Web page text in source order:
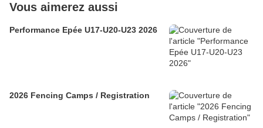
Vous aimerez aussi
Performance Epée U17-U20-U23 2026
2026 Fencing Camps / Registration